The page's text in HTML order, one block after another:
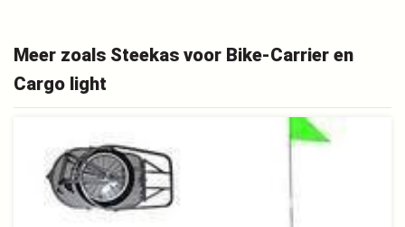
Meer zoals Steekas voor Bike-Carrier en
Cargo light